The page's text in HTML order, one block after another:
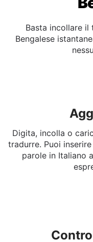
Come
Basta incollare
Digita, incolla o
tradurre. Puoi